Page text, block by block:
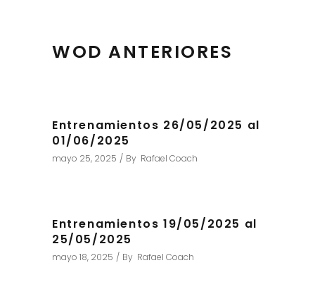
WOD ANTERIORES
Entrenamientos 26/05/2025 al
01/06/2025
mayo 25, 2025 By Rafael Coach
Entrenamientos 19/05/2025 al
25/05/2025
mayo 18, 2025 By Rafael Coach